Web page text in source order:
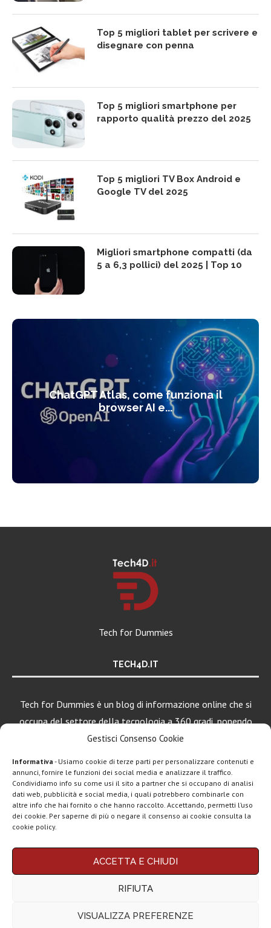
Gestisci Consenso Cookie
Informativa - Usiamo cookie di terze parti per personalizzare contenuti e
annunci, fornire le funzioni dei social media e analizzare il traffico.
Condividiamo info su come usi il sito a partner che si occupano di analisi
dati web, pubblicità e social media, i quali potrebbero combinarle con
altre info che hai fornito o che hanno raccolto. Accettando, permetti l’uso
dei cookie. Per saperne di più o negare il consenso ai cookie consulta la
cookie policy.
ACCETTA E CHIUDI
RIFIUTA
VISUALIZZA PREFERENZE
Top 5 migliori tablet per scrivere e
disegnare con penna
Top 5 migliori smartphone per
rapporto qualità prezzo del 2025
Top 5 migliori TV Box Android e
Google TV del 2025
Migliori smartphone compatti (da
5 a 6,3 pollici) del 2025 | Top 10
ChatGPT Atlas, come funziona il
browser AI e...
Tech for Dummies
TECH4D.IT
Tech for Dummies è un blog di informazione online che si
occupa del settore della tecnologia a 360 gradi, ponendo
una particolare attenzione al mondo Android, Apple e
Chi siamo Contatti Disclaimer Privacy policy
Questo blog non rappresenta una testata giornalistica in quanto viene aggiornato
Affiliazione Amazon EU, un programma che eroga ai siti una commissione
LEGGI ANCHE
Apple lancia
Spotify, tutto il